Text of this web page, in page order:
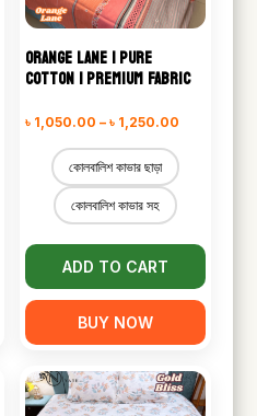
ORANGE LANE | PURE
COTTON | PREMIUM FABRIC
৳ 1,050.00 – ৳ 1,250.00
কোলবালিশ কাভার ছাড়া
কোলবালিশ কাভার সহ
ADD TO CART
BUY NOW